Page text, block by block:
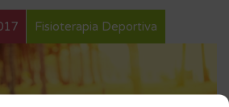
Fisioterapia Deportiva